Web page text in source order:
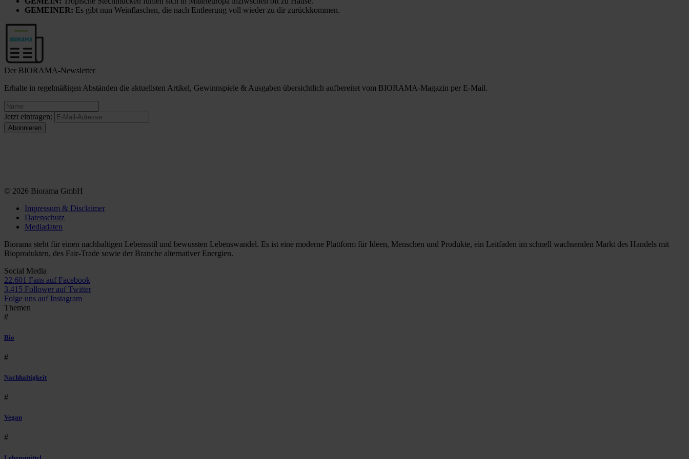
GEMEINER: Es gibt nun Weinflaschen, die nach Entleerung voll wieder zu dir zurückkommen.
Der BIORAMA-Newsletter
Erhalte in regelmäßigen Abständen die aktuellsten Artikel, Gewinnspiele & Ausgaben übersichtlich aufbereitet vom BIORAMA-Magazin per E-Mail.
Jetzt eintragen:
© 2026 Biorama GmbH
Impressum & Disclaimer
Datenschutz
Mediadaten
Biorama steht für einen nachhaltigen Lebensstil und bewussten Lebenswandel. Es ist eine moderne Plattform für Ideen, Menschen und Produkte, ein Leitfaden im schnell wachsenden Markt des Handels mit
Bioprodukten, des Fair-Trade sowie der Branche alternativer Energien.
Social Media
22.601 Fans auf Facebook
3.415 Follower auf Twitter
Folge uns auf Instagram
Themen
#
Bio
#
Nachhaltigkeit
#
Vegan
#